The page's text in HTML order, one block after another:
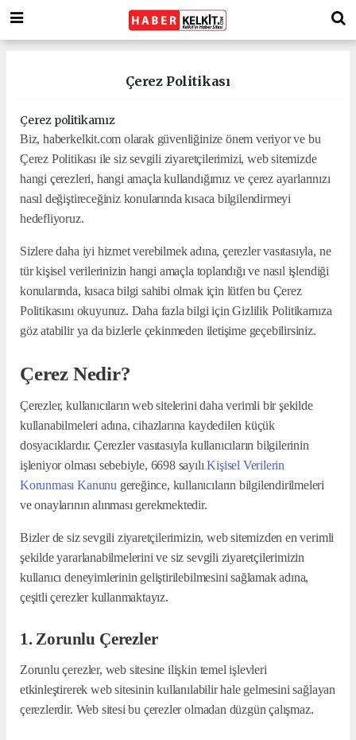
Çerez Politikası
Çerez politikamız
Biz, haberkelkit.com olarak güvenliğinize önem veriyor ve bu
Çerez Politikası ile siz sevgili ziyaretçilerimizi, web sitemizde
hangi çerezleri, hangi amaçla kullandığımız ve çerez ayarlarınızı
nasıl değiştireceğiniz konularında kısaca bilgilendirmeyi
hedefliyoruz.
Sizlere daha iyi hizmet verebilmek adına, çerezler vasıtasıyla, ne
tür kişisel verilerinizin hangi amaçla toplandığı ve nasıl işlendiği
konularında, kısaca bilgi sahibi olmak için lütfen bu Çerez
Politikasını okuyunuz. Daha fazla bilgi için Gizlilik Politikamıza
göz atabilir ya da bizlerle çekinmeden iletişime geçebilirsiniz.
Çerez Nedir?
Çerezler, kullanıcıların web sitelerini daha verimli bir şekilde
kullanabilmeleri adına, cihazlarına kaydedilen küçük
dosyacıklardır. Çerezler vasıtasıyla kullanıcıların bilgilerinin
işleniyor olması sebebiyle, 6698 sayılıKişisel Verilerin
Korunması Kanunu gereğince, kullanıcıların bilgilendirilmeleri
ve onaylarının alınması gerekmektedir.
Bizler de siz sevgili ziyaretçilerimizin, web sitemizden en verimli
şekilde yararlanabilmelerini ve siz sevgili ziyaretçilerimizin
kullanıcı deneyimlerinin geliştirilebilmesini sağlamak adına,
çeşitli çerezler kullanmaktayız.
1. Zorunlu Çerezler
Zorunlu çerezler, web sitesine ilişkin temel işlevleri
etkinleştirerek web sitesinin kullanılabilir hale gelmesini sağlayan
çerezlerdir. Web sitesi bu çerezler olmadan düzgün çalışmaz.